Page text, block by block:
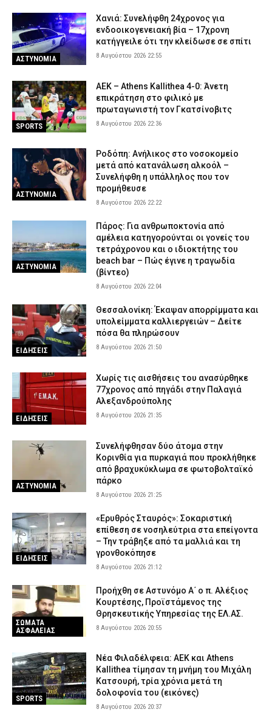
Αττική και την Πανεπιστημιούπολη Ζωγράφου – Θα έβγαζαν
πάνω από 90.000 ευρώ (βίντεο)
ΑΣΤΥΝΟΜΙΑ 8 Αυγούστου 2026 15:06
Δολοφονία 38χρονης στην Κυψέλη: «Δεν μπορούμε να
πιστέψουμε ότι το έκανε» λέει το ζευγάρι που είχε φιλοξενήσει
τον 26χρονο Αφγανό
ΑΣΤΥΝΟΜΙΑ 8 Αυγούστου 2026 14:51
ΑΣΤΥΝΟΜΙΑ
Χανιά: Συνελήφθη 24χρονος για
ενδοοικογενειακή βία – 17χρονη
κατήγγειλε ότι την κλείδωσε σε σπίτι
8 Αυγούστου 2026 22:55
SPORTS
ΑΕΚ – Athens Kallithea 4-0: Άνετη
επικράτηση στο φιλικό με
πρωταγωνιστή τον Γκατσίνοβιτς
8 Αυγούστου 2026 22:36
ΑΣΤΥΝΟΜΙΑ
Ροδόπη: Ανήλικος στο νοσοκομείο
μετά από κατανάλωση αλκοόλ –
Συνελήφθη η υπάλληλος που τον
προμήθευσε
8 Αυγούστου 2026 22:22
ΑΣΤΥΝΟΜΙΑ
Πάρος: Για ανθρωποκτονία από
αμέλεια κατηγορούνται οι γονείς του
τετράχρονου και ο ιδιοκτήτης του
beach bar – Πώς έγινε η τραγωδία
(βίντεο)
8 Αυγούστου 2026 22:04
ΕΙΔΗΣΕΙΣ
Θεσσαλονίκη: Έκαψαν απορρίμματα και
υπολείμματα καλλιεργειών – Δείτε
πόσα θα πληρώσουν
8 Αυγούστου 2026 21:50
ΕΙΔΗΣΕΙΣ
Χωρίς τις αισθήσεις του ανασύρθηκε
77χρονος από πηγάδι στην Παλαγιά
Αλεξανδρούπολης
8 Αυγούστου 2026 21:35
ΑΣΤΥΝΟΜΙΑ
Συνελήφθησαν δύο άτομα στην
Κορινθία για πυρκαγιά που προκλήθηκε
από βραχυκύκλωμα σε φωτοβολταϊκό
πάρκο
8 Αυγούστου 2026 21:25
ΕΙΔΗΣΕΙΣ
«Ερυθρός Σταυρός»: Σοκαριστική
επίθεση σε νοσηλεύτρια στα επείγοντα
– Την τράβηξε από τα μαλλιά και τη
γρονθοκόπησε
8 Αυγούστου 2026 21:12
ΣΩΜΑΤΑ
ΑΣΦΑΛΕΙΑΣ
Προήχθη σε Αστυνόμο Α΄ ο π. Αλέξιος
Κουρτέσης, Προϊστάμενος της
Θρησκευτικής Υπηρεσίας της ΕΛ.ΑΣ.
8 Αυγούστου 2026 20:55
SPORTS
Νέα Φιλαδέλφεια: ΑΕΚ και Athens
Kallithea τίμησαν τη μνήμη του Μιχάλη
Κατσουρή, τρία χρόνια μετά τη
δολοφονία του (εικόνες)
8 Αυγούστου 2026 20:37